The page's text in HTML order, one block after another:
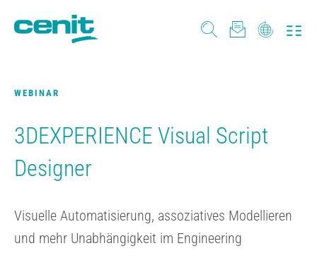
WEBINAR
3DEXPERIENCE Visual Script
Designer
Visuelle Automatisierung, assoziatives Modellieren
und mehr Unabhängigkeit im Engineering